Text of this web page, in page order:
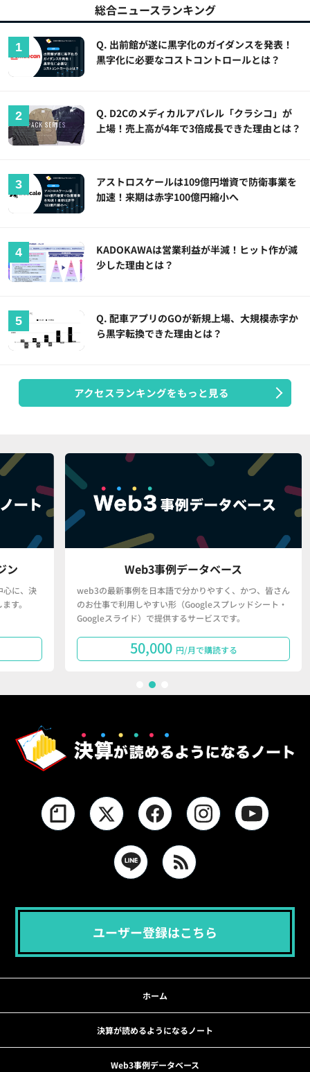
総合ニュースランキング
Q. 出前館が遂に黒字化のガイダンスを発表！
黒字化に必要なコストコントロールとは？
Q. D2Cのメディカルアパレル「クラシコ」が
上場！売上高が4年で3倍成長できた理由とは？
アストロスケールは109億円増資で防衛事業を
加速！来期は赤字100億円縮小へ
KADOKAWAは営業利益が半減！ヒット作が減
少した理由とは？
Q. 配車アプリのGOが新規上場、大規模赤字か
ら黒字転換できた理由とは？
アクセスランキングをもっと見る
Web3事例データベース
web3の最新事例を日本語で分かりやすく、かつ、皆さん
のお仕事で利用しやすい形（Googleスプレッドシート・
Googleスライド）で提供するサービスです。
50,000 円/月で購読する
ユーザー登録はこちら
ホーム
決算が読めるようになるノート
Web3事例データベース